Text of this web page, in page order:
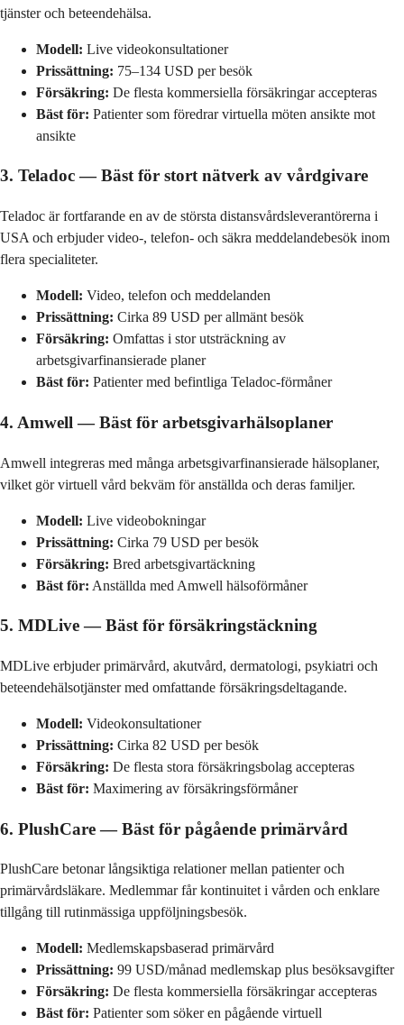
tjänster och beteendehälsa.
Modell: Live videokonsultationer
Prissättning: 75–134 USD per besök
Försäkring: De flesta kommersiella försäkringar accepteras
Bäst för: Patienter som föredrar virtuella möten ansikte mot
ansikte
3. Teladoc — Bäst för stort nätverk av vårdgivare
Teladoc är fortfarande en av de största distansvårdsleverantörerna i
USA och erbjuder video-, telefon- och säkra meddelandebesök inom
flera specialiteter.
Modell: Video, telefon och meddelanden
Prissättning: Cirka 89 USD per allmänt besök
Försäkring: Omfattas i stor utsträckning av
arbetsgivarfinansierade planer
Bäst för: Patienter med befintliga Teladoc-förmåner
4. Amwell — Bäst för arbetsgivarhälsoplaner
Amwell integreras med många arbetsgivarfinansierade hälsoplaner,
vilket gör virtuell vård bekväm för anställda och deras familjer.
Modell: Live videobokningar
Prissättning: Cirka 79 USD per besök
Försäkring: Bred arbetsgivartäckning
Bäst för: Anställda med Amwell hälsoförmåner
5. MDLive — Bäst för försäkringstäckning
MDLive erbjuder primärvård, akutvård, dermatologi, psykiatri och
beteendehälsotjänster med omfattande försäkringsdeltagande.
Modell: Videokonsultationer
Prissättning: Cirka 82 USD per besök
Försäkring: De flesta stora försäkringsbolag accepteras
Bäst för: Maximering av försäkringsförmåner
6. PlushCare — Bäst för pågående primärvård
PlushCare betonar långsiktiga relationer mellan patienter och
primärvårdsläkare. Medlemmar får kontinuitet i vården och enklare
tillgång till rutinmässiga uppföljningsbesök.
Modell: Medlemskapsbaserad primärvård
Prissättning: 99 USD/månad medlemskap plus besöksavgifter
Försäkring: De flesta kommersiella försäkringar accepteras
Bäst för: Patienter som söker en pågående virtuell